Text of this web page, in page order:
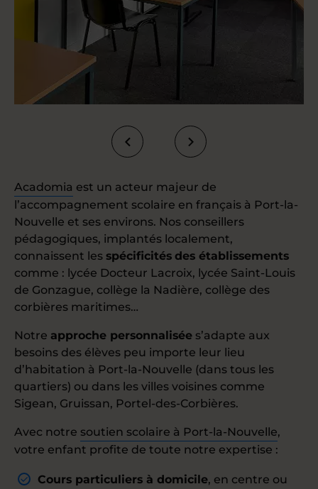
Acadomia est un acteur majeur de
l’accompagnement scolaire en français à Port-la-
Nouvelle et ses environs. Nos conseillers
pédagogiques, implantés localement,
connaissent les spécificités des établissements
comme : lycée Docteur Lacroix, lycée Saint-Louis
de Gonzague, collège la Nadière, collège des
corbières maritimes…
Notre approche personnalisée s’adapte aux
besoins des élèves peu importe leur lieu
d’habitation à Port-la-Nouvelle (dans tous les
quartiers) ou dans les villes voisines comme
Sigean, Gruissan, Portel-des-Corbières.
Avec notre soutien scolaire à Port-la-Nouvelle,
votre enfant profite de toute notre expertise :
Cours particuliers à domicile, en centre ou